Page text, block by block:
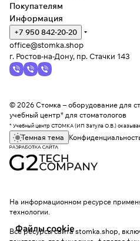
Файлы cookie
Покупателям
Информация
+7 950 842-20-20
office@stomka.shop
г. Ростов-на-Дону, пр. Стачки 143
© 2026 Стомка – оборудование для
учебный центр* для стоматологов
* Учебный центр СТОМКА (ИП Затула О.В.)
Темная тема
На информационном ресурсе
технологии.
Все ресурсы сайта stomka.shop,